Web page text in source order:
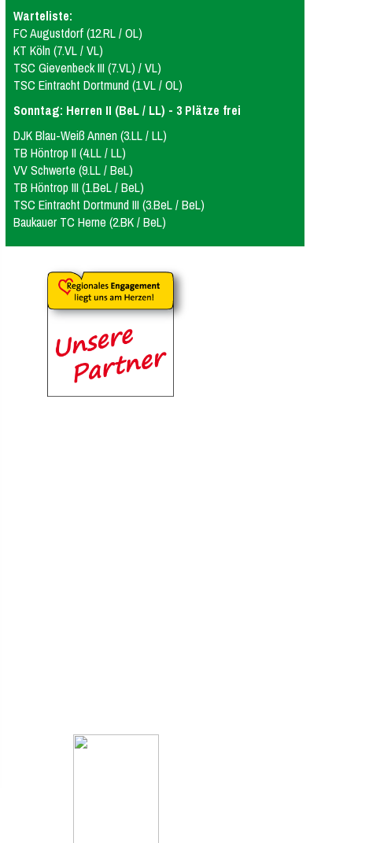
Warteliste:
FC Augustdorf (12.RL / OL)
KT Köln (7.VL / VL)
TSC Gievenbeck III (7.VL) / VL)
TSC Eintracht Dortmund (1.VL / OL)
Sonntag: Herren II (BeL / LL) - 3 Plätze frei
DJK Blau-Weiß Annen (3.LL / LL)
TB Höntrop II (4.LL / LL)
VV Schwerte (9.LL / BeL)
TB Höntrop III (1.BeL / BeL)
TSC Eintracht Dortmund III (3.BeL / BeL)
Baukauer TC Herne (2.BK / BeL)